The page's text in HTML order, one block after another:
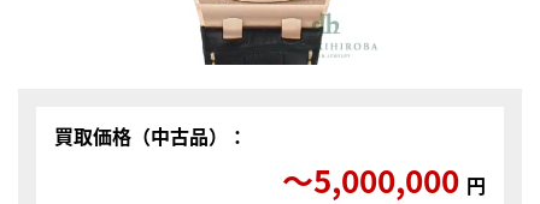
買取価格（中古品）：
〜5,000,000 円